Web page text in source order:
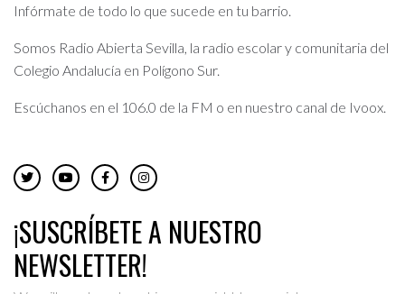
Infórmate de todo lo que sucede en tu barrio.
Somos Radio Abierta Sevilla, la radio escolar y comunitaria del
Colegio Andalucía en Polígono Sur.
Escúchanos en el 106.0 de la FM o en nuestro canal de Ivoox.
¡SUSCRÍBETE A NUESTRO
NEWSLETTER!